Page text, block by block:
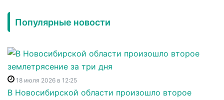
Популярные новости
18 июля 2026 в 12:25
В Новосибирской области произошло второе